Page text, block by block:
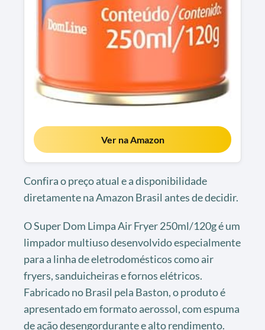
Ver na Amazon
Confira o preço atual e a disponibilidade
diretamente na Amazon Brasil antes de decidir.
O Super Dom Limpa Air Fryer 250ml/120g é um
limpador multiuso desenvolvido especialmente
para a linha de eletrodomésticos como air
fryers, sanduicheiras e fornos elétricos.
Fabricado no Brasil pela Baston, o produto é
apresentado em formato aerossol, com espuma
de ação desengordurante e alto rendimento.